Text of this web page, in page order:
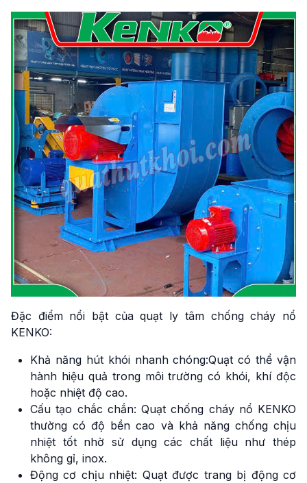
Đặc điểm nổi bật của quạt ly tâm chống cháy nổ
KENKO:
Khả năng hút khói nhanh chóng:Quạt có thể vận
hành hiệu quả trong môi trường có khói, khí độc
hoặc nhiệt độ cao.
Cấu tạo chắc chắn: Quạt chống cháy nổ KENKO
thường có độ bền cao và khả năng chống chịu
nhiệt tốt nhờ sử dụng các chất liệu như thép
không gỉ, inox.
Động cơ chịu nhiệt: Quạt được trang bị động cơ